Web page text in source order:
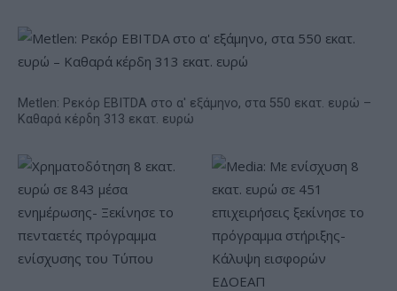
Metlen: Ρεκόρ EBITDA στο α' εξάμηνο, στα 550 εκατ. ευρώ –
Καθαρά κέρδη 313 εκατ. ευρώ